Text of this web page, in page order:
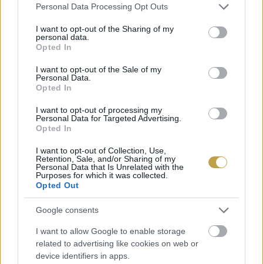
Please note that this website/app uses one or more Google
not limited to your visit or usage behaviour. You may click to
grant or deny consent to Google and its third-party tags to
use your data for below specified purposes in below Google
consent section.
Personal Data Processing Opt Outs
I want to opt-out of the Sharing of my
personal data.
Opted In
I want to opt-out of the Sale of my
Personal Data.
Opted In
I want to opt-out of processing my
Personal Data for Targeted Advertising.
Opted In
I want to opt-out of Collection, Use,
Retention, Sale, and/or Sharing of my
Personal Data that Is Unrelated with the
Purposes for which it was collected.
Opted Out
Google consents
I want to allow Google to enable storage
related to advertising like cookies on web or
device identifiers in apps.
Címlapfotó:Julius Vincent / Unsplash